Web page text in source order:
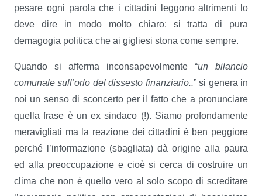
pesare ogni parola che i cittadini leggono altrimenti lo
deve dire in modo molto chiaro: si tratta di pura
demagogia politica che ai gigliesi stona come sempre.
Quando si afferma inconsapevolmente “un bilancio
comunale sull’orlo del dissesto finanziario..” si genera in
noi un senso di sconcerto per il fatto che a pronunciare
quella frase è un ex sindaco (!). Siamo profondamente
meravigliati ma la reazione dei cittadini è ben peggiore
perché l’informazione (sbagliata) dà origine alla paura
ed alla preoccupazione e cioè si cerca di costruire un
clima che non è quello vero al solo scopo di screditare